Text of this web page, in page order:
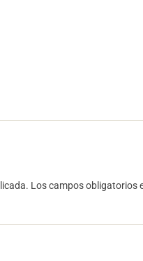
Los campos obligatorios